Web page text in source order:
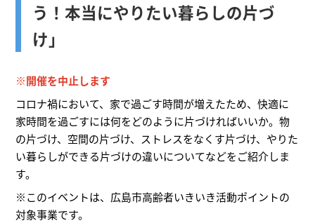
う！本当にやりたい暮らしの片づ
け」
※開催を中止します
コロナ禍において、家で過ごす時間が増えたため、快適に
家時間を過ごすには何をどのように片づければいいか。物
の片づけ、空間の片づけ、ストレスをなくす片づけ、やりた
い暮らしができる片づけの違いについてなどをご紹介しま
す。
※このイベントは、広島市高齢者いきいき活動ポイントの
対象事業です。